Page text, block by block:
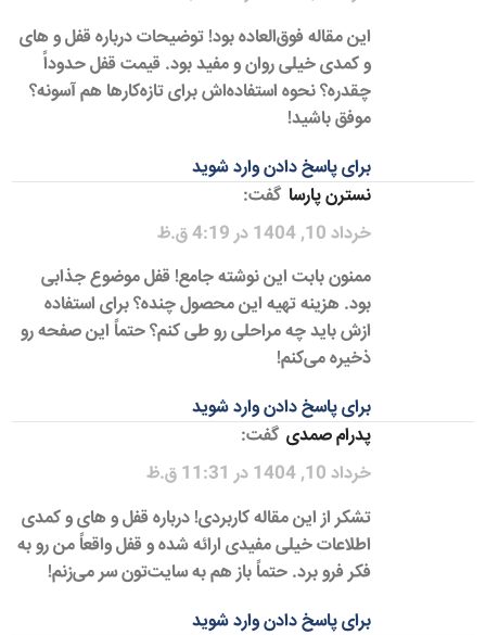
این مقاله فوق‌العاده بود! توضیحات درباره قفل و های
و کمدی خیلی روان و مفید بود. قیمت قفل حدوداً
چقدره؟ نحوه استفاده‌اش برای تازه‌کارها هم آسونه؟
موفق باشید!
برای پاسخ دادن وارد شوید
نسترن پارسا گفت:
خرداد 10, 1404 در 4:19 ق.ظ
ممنون بابت این نوشته جامع! قفل موضوع جذابی
بود. هزینه تهیه این محصول چنده؟ برای استفاده
ازش باید چه مراحلی رو طی کنم؟ حتماً این صفحه رو
ذخیره می‌کنم!
برای پاسخ دادن وارد شوید
پدرام صمدی گفت:
خرداد 10, 1404 در 11:31 ق.ظ
تشکر از این مقاله کاربردی! درباره قفل و های و کمدی
اطلاعات خیلی مفیدی ارائه شده و قفل واقعاً من رو به
فکر فرو برد. حتماً باز هم به سایت‌تون سر می‌زنم!
برای پاسخ دادن وارد شوید